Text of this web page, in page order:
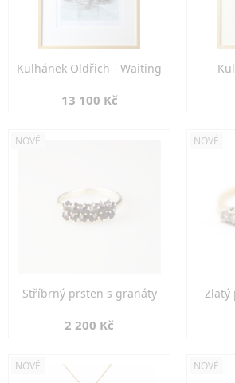
Kulhánek Oldřich - Waiting
13 100 Kč
NOVÉ
Stříbrný prsten s granáty
2 200 Kč
NOVÉ
Zlatý
NOVÉ NOVÉ